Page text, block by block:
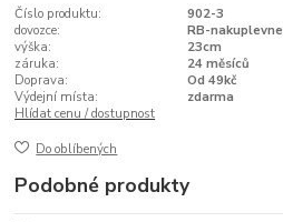
Číslo produktu:
902-3
dovozce:
RB-nakuplevne
výška:
23cm
záruka:
24 měsíců
Doprava:
Od 49kč
Výdejní místa:
zdarma
Hlídat cenu / dostupnost
Do oblíbených
Podobné produkty